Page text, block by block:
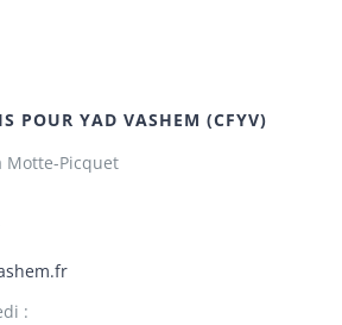
POUR YAD VASHEM (CFYV)
Motte-Picquet
: